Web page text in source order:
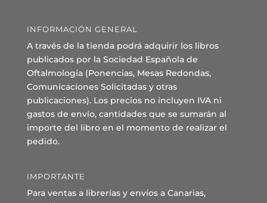
INFORMACIÓN GENERAL
A través de la tienda podrá adquirir los libros
publicados por la Sociedad Española de
Oftalmología (Ponencias, Mesas Redondas,
Comunicaciones Solicitadas y otras
publicaciones). Los precios no incluyen IVA ni
gastos de envío, cantidades que se sumarán al
importe del libro en el momento de realizar el
pedido.
IMPORTANTE
Para ventas a librerías y envíos a Canarias,